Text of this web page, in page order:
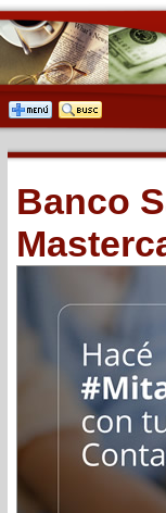
Banco